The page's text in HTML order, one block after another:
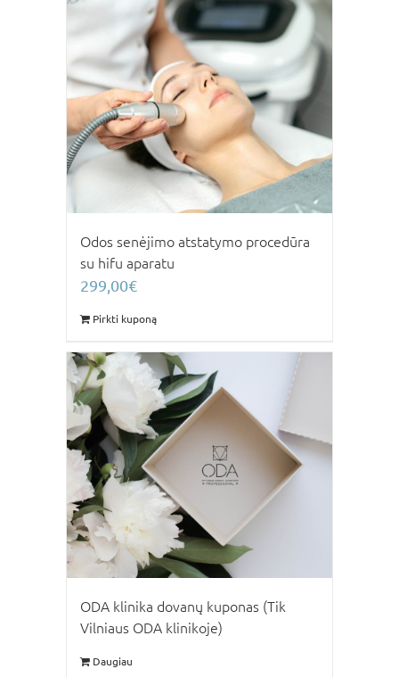
Odos senėjimo atstatymo procedūra
su hifu aparatu
299,00€
Pirkti kuponą
ODA klinika dovanų kuponas (Tik
Vilniaus ODA klinikoje)
Daugiau